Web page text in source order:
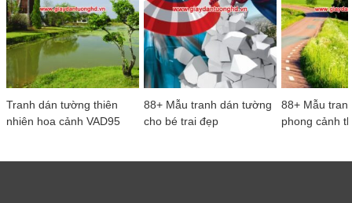
Tranh dán tường thiên
nhiên hoa cảnh VAD95
88+ Mẫu tranh dán tường
cho bé trai đẹp
88+ Mẫu
phong cảnh